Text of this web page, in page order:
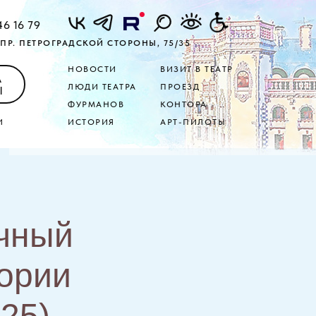
16 79
ПЕТРОГРАДСКОЙ СТОРОНЫ, 75/35
АРТ-ПИЛОТЫ
КОНТОРА
ПРОЕЗД
ВИЗИТ В ТЕАТР
НОВОСТИ
ИСТОРИЯ
ФУРМАНОВ
ЛЮДИ ТЕАТРА